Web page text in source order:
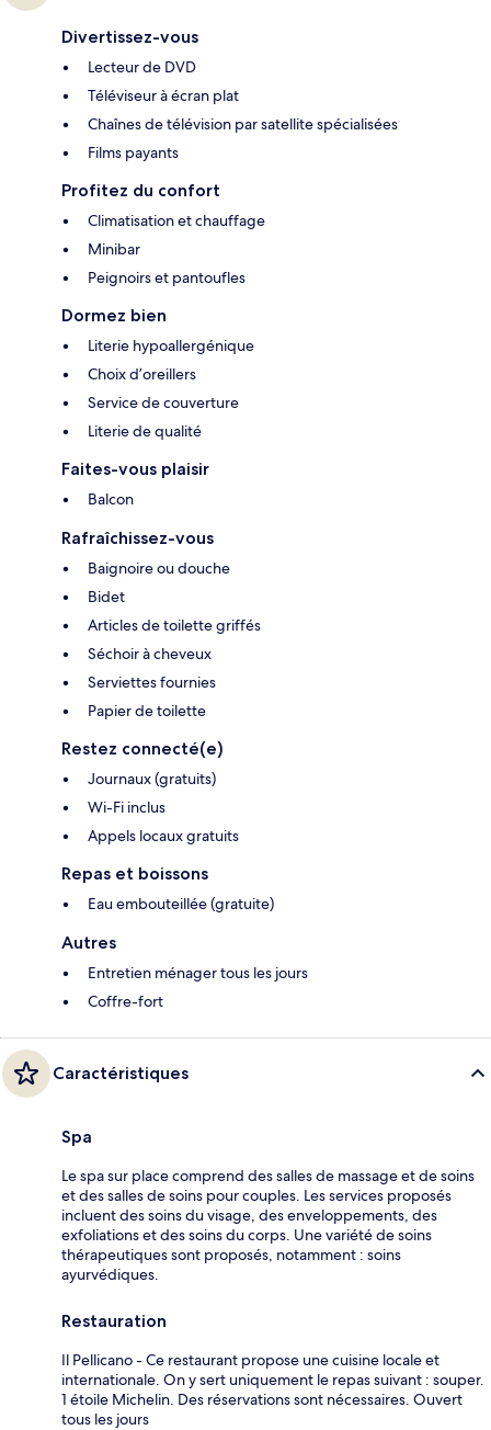
Divertissez-vous
Lecteur de DVD
Téléviseur à écran plat
Chaînes de télévision par satellite spécialisées
Films payants
Profitez du confort
Climatisation et chauffage
Minibar
Peignoirs et pantoufles
Dormez bien
Literie hypoallergénique
Choix d’oreillers
Service de couverture
Literie de qualité
Faites-vous plaisir
Balcon
Rafraîchissez-vous
Baignoire ou douche
Bidet
Articles de toilette griffés
Séchoir à cheveux
Serviettes fournies
Papier de toilette
Restez connecté(e)
Journaux (gratuits)
Wi-Fi inclus
Appels locaux gratuits
Repas et boissons
Eau embouteillée (gratuite)
Autres
Entretien ménager tous les jours
Coffre-fort
Caractéristiques
Spa
Le spa sur place comprend des salles de massage et de soins
et des salles de soins pour couples. Les services proposés
incluent des soins du visage, des enveloppements, des
exfoliations et des soins du corps. Une variété de soins
thérapeutiques sont proposés, notamment : soins
ayurvédiques.
Restauration
Il Pellicano - Ce restaurant propose une cuisine locale et
internationale. On y sert uniquement le repas suivant : souper.
1 étoile Michelin. Des réservations sont nécessaires. Ouvert
tous les jours